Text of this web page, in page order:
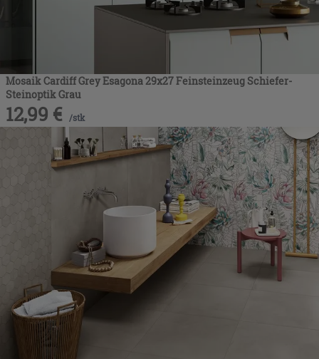
Mosaik Cardiff Grey Esagona 29x27 Feinsteinzeug Schiefer-
Steinoptik Grau
12,99 € /stk